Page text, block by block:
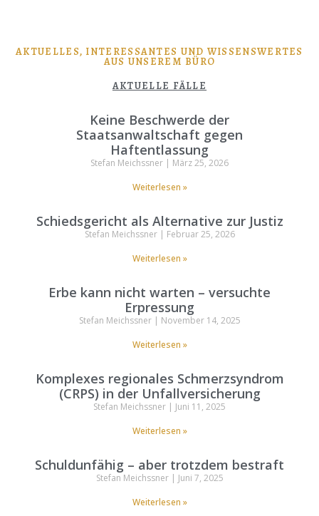
AKTUELLES, INTERESSANTES UND WISSENSWERTES
AUS UNSEREM BÜRO
AKTUELLE FÄLLE
Keine Beschwerde der
Staatsanwaltschaft gegen
Haftentlassung
Stefan Meichssner
März 25, 2026
Weiterlesen »
Schiedsgericht als Alternative zur Justiz
Stefan Meichssner
Februar 25, 2026
Weiterlesen »
Erbe kann nicht warten – versuchte
Erpressung
Stefan Meichssner
November 14, 2025
Weiterlesen »
Komplexes regionales Schmerzsyndrom
(CRPS) in der Unfallversicherung
Stefan Meichssner
Juni 11, 2025
Weiterlesen »
Schuldunfähig – aber trotzdem bestraft
Stefan Meichssner
Juni 7, 2025
Weiterlesen »